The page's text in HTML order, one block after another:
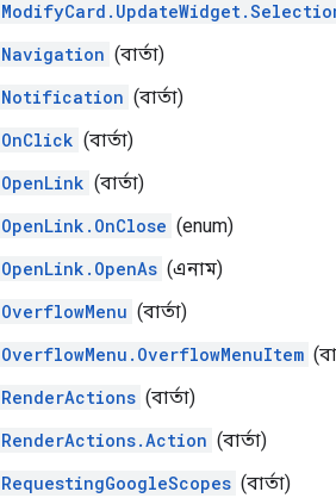
Navigation (বার্তা)
Notification (বার্তা)
OnClick (বার্তা)
OpenLink (বার্তা)
OpenLink.OnClose (enum)
OpenLink.OpenAs (এনাম)
OverflowMenu (বার্তা)
OverflowMenu.OverflowMenuItem
RenderActions (বার্তা)
RenderActions.Action (বার্তা)
RequestingGoogleScopes (বার্তা)